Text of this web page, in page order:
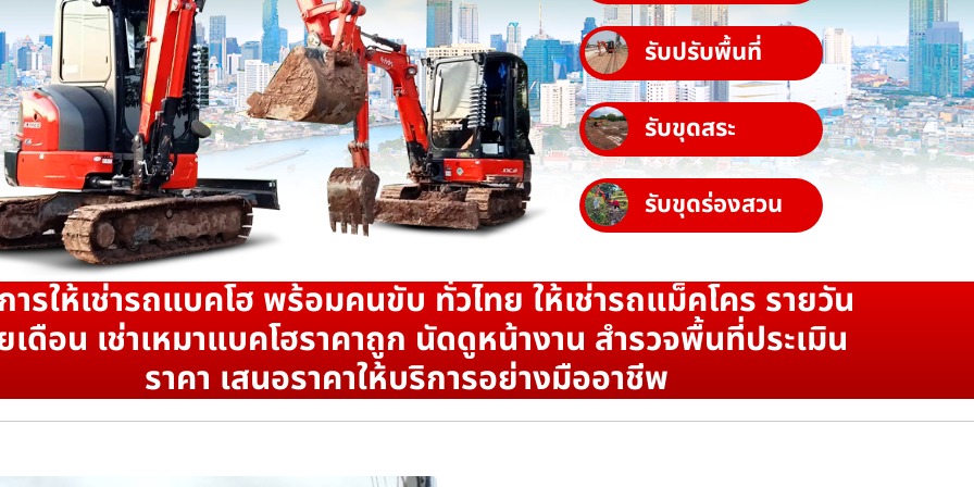
รับปรับพื้นที่
รับขุดสระ
รับขุดร่องสวน
ารให้เช่ารถแบคโฮ พร้อมคนขับ ทั่วไทย ให้เช่ารถแม็คโคร รายวัน
เดือน เช่าเหมาแบคโฮราคาถูก นัดดูหน้างาน สำรวจพื้นที่ประเมิน
ราคา เสนอราคาให้บริการอย่างมืออาชีพ